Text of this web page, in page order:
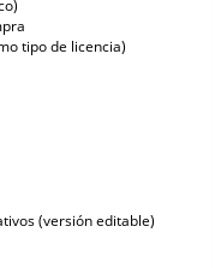
tipo de licencia)
(versión editable)